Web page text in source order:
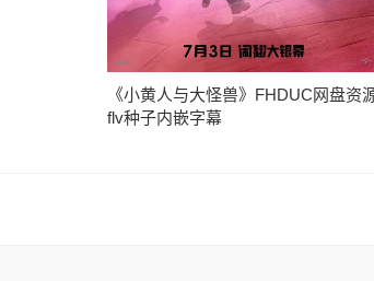
《小黄人与大怪兽》FHDUC网盘资
flv种子内嵌字幕